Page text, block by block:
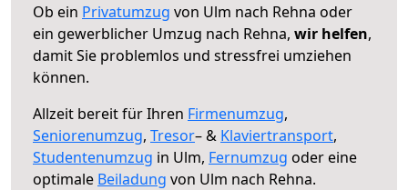
Ob ein Privatumzug von Ulm nach Rehna oder
ein gewerblicher Umzug nach Rehna, wir helfen,
damit Sie problemlos und stressfrei umziehen
können.
Allzeit bereit für Ihren Firmenumzug,
Seniorenumzug, Tresor– & Klaviertransport,
Studentenumzug in Ulm, Fernumzug oder eine
optimale Beiladung von Ulm nach Rehna.